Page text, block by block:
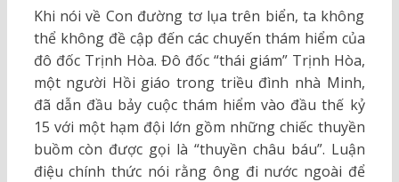
Khi nói về Con đường tơ lụa trên biển, ta không
thể không đề cập đến các chuyến thám hiểm của
đô đốc Trịnh Hòa. Đô đốc “thái giám” Trịnh Hòa,
một người Hồi giáo trong triều đình nhà Minh,
đã dẫn đầu bảy cuộc thám hiểm vào đầu thế kỷ
15 với một hạm đội lớn gồm những chiếc thuyền
buồm còn được gọi là “thuyền châu báu”. Luận
điệu chính thức nói rằng ông đi nước ngoài để